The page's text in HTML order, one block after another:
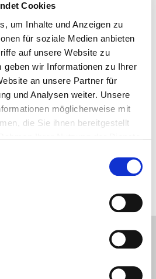
Cookies
um Inhalte und Anzeigen zu
für soziale Medien anbieten
auf unsere Website zu
geben wir Informationen zu Ihrer
an unsere Partner für
und Analysen weiter. Unsere
möglicherweise mit
die Sie ihnen bereitgestellt
für bewegliche Teile
durch EQ-Sprühsystem
eine vollständige Entleerung der
Vereinfachung der Reinigung
Produktaustritt Vermeidung
eingefügt